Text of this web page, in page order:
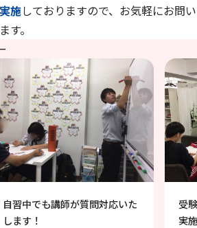
施しておりますので、お気軽にお問い
す。
でも講師が質問対応いた
！
受験対策
実施して